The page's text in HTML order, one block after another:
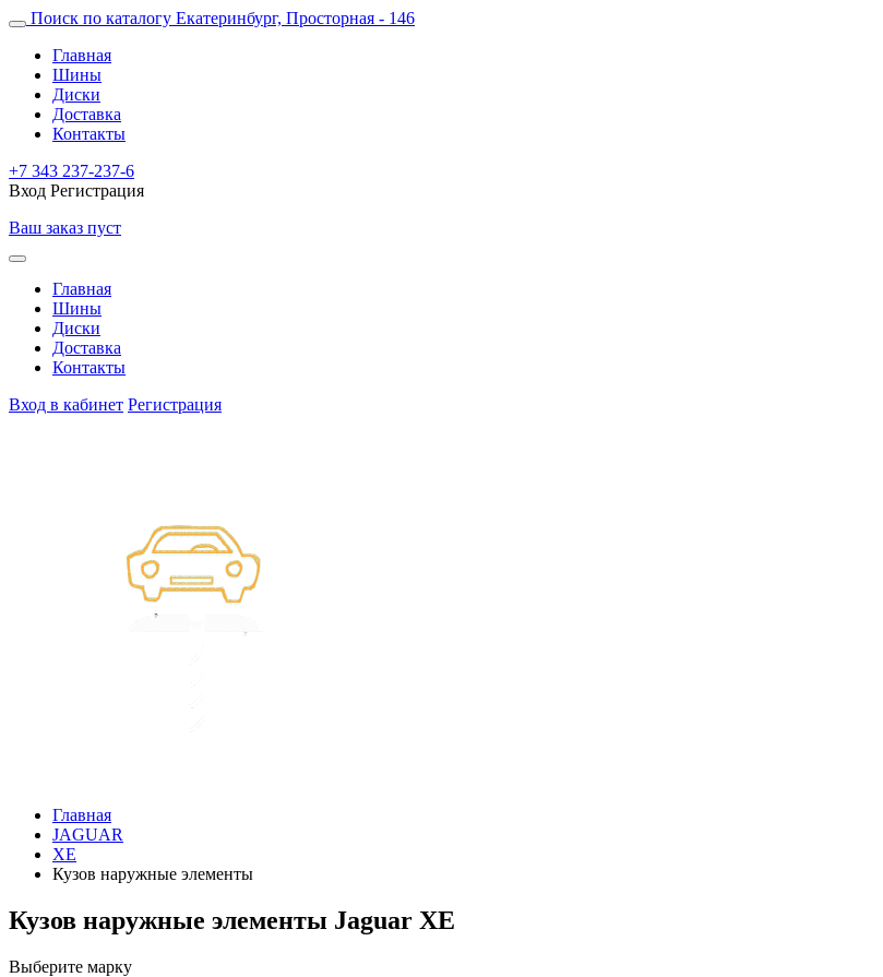
Поиск по каталогу Екатеринбург, Просторная - 146
Главная
Шины
Диски
Доставка
Контакты
+7 343 237-237-6
Вход Регистрация
Ваш заказ пуст
Главная
Шины
Диски
Доставка
Контакты
Вход в кабинет Регистрация
Главная
JAGUAR
XE
Кузов наружные элементы
Кузов наружные элементы Jaguar XE
Выберите марку